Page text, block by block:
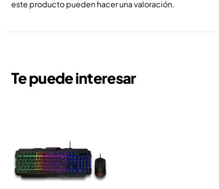
este producto pueden hacer una valoración.
Te puede interesar